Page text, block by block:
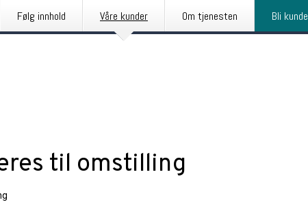
Følg innhold Våre kunder Om tjenesten Bli kunde
til omstilling